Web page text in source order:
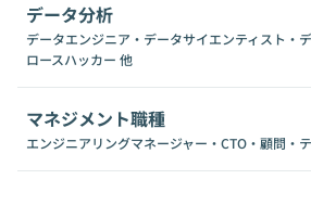
データ分析
データエンジニア・データサイエンティスト・
ロースハッカー 他
マネジメント職種
エンジニアリングマネージャー・CTO・顧問・